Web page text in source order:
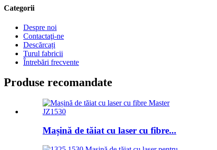
Categorii
Despre noi
Contactaţi-ne
Descărcați
Turul fabricii
Întrebări frecvente
Produse recomandate
Mașină de tăiat cu laser cu fibre...